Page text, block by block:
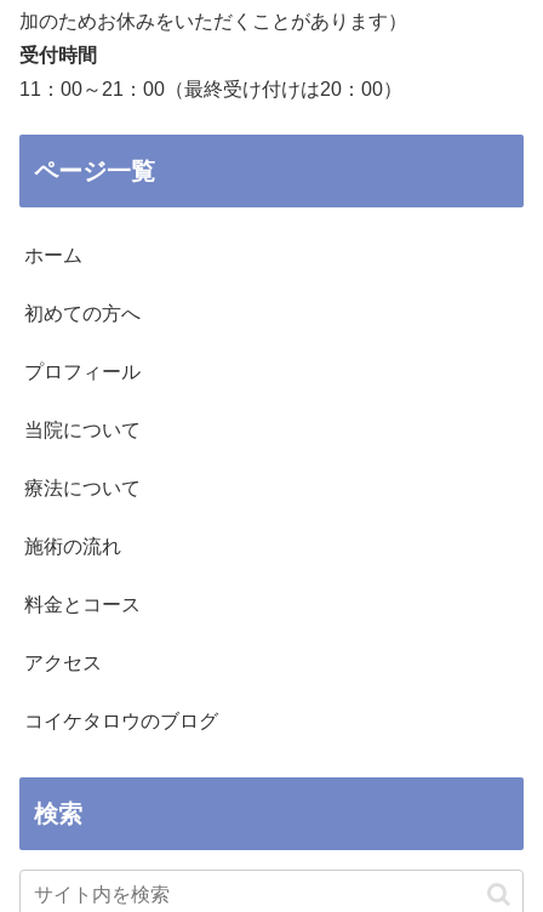
加のためお休みをいただくことがあります）
受付時間
11：00～21：00（最終受け付けは20：00）
ページ一覧
ホーム
初めての方へ
プロフィール
当院について
療法について
施術の流れ
料金とコース
アクセス
コイケタロウのブログ
検索